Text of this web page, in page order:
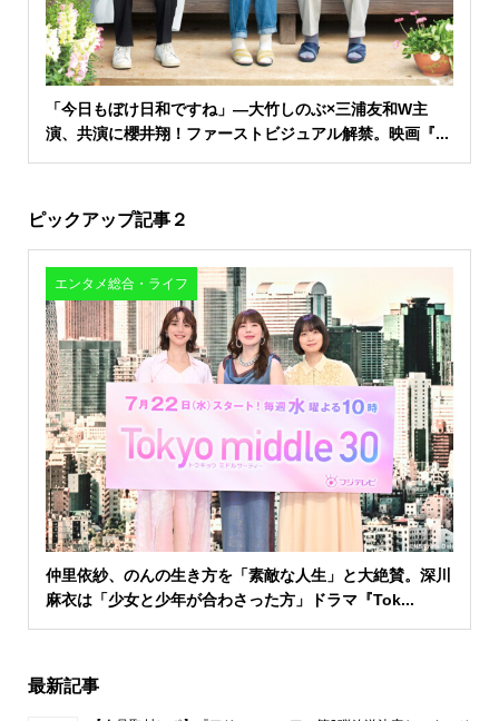
「今日もぼけ日和ですね」―大竹しのぶ×三浦友和W主
演、共演に櫻井翔！ファーストビジュアル解禁。映画『...
ピックアップ記事２
エンタメ総合・ライフ
仲里依紗、のんの生き方を「素敵な人生」と大絶賛。深川
麻衣は「少女と少年が合わさった方」ドラマ『Tok...
最新記事